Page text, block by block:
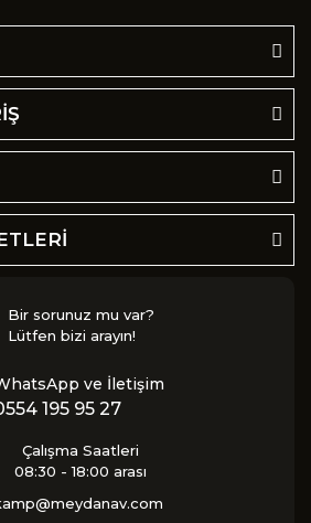
Bir sorunuz mu var?
Lütfen bizi arayın!
ve İletişim
195 95 27
Çalışma Saatleri
08:30 - 18:00 arası